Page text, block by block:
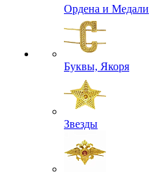
Ордена и Медали
Буквы, Якоря
Звезды